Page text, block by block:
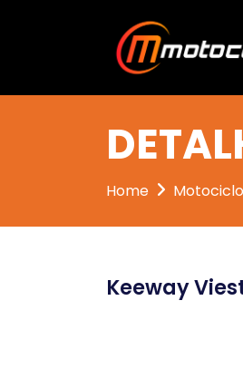
Home
Keeway